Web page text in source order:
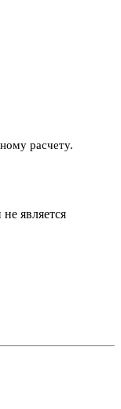
расчету.
является